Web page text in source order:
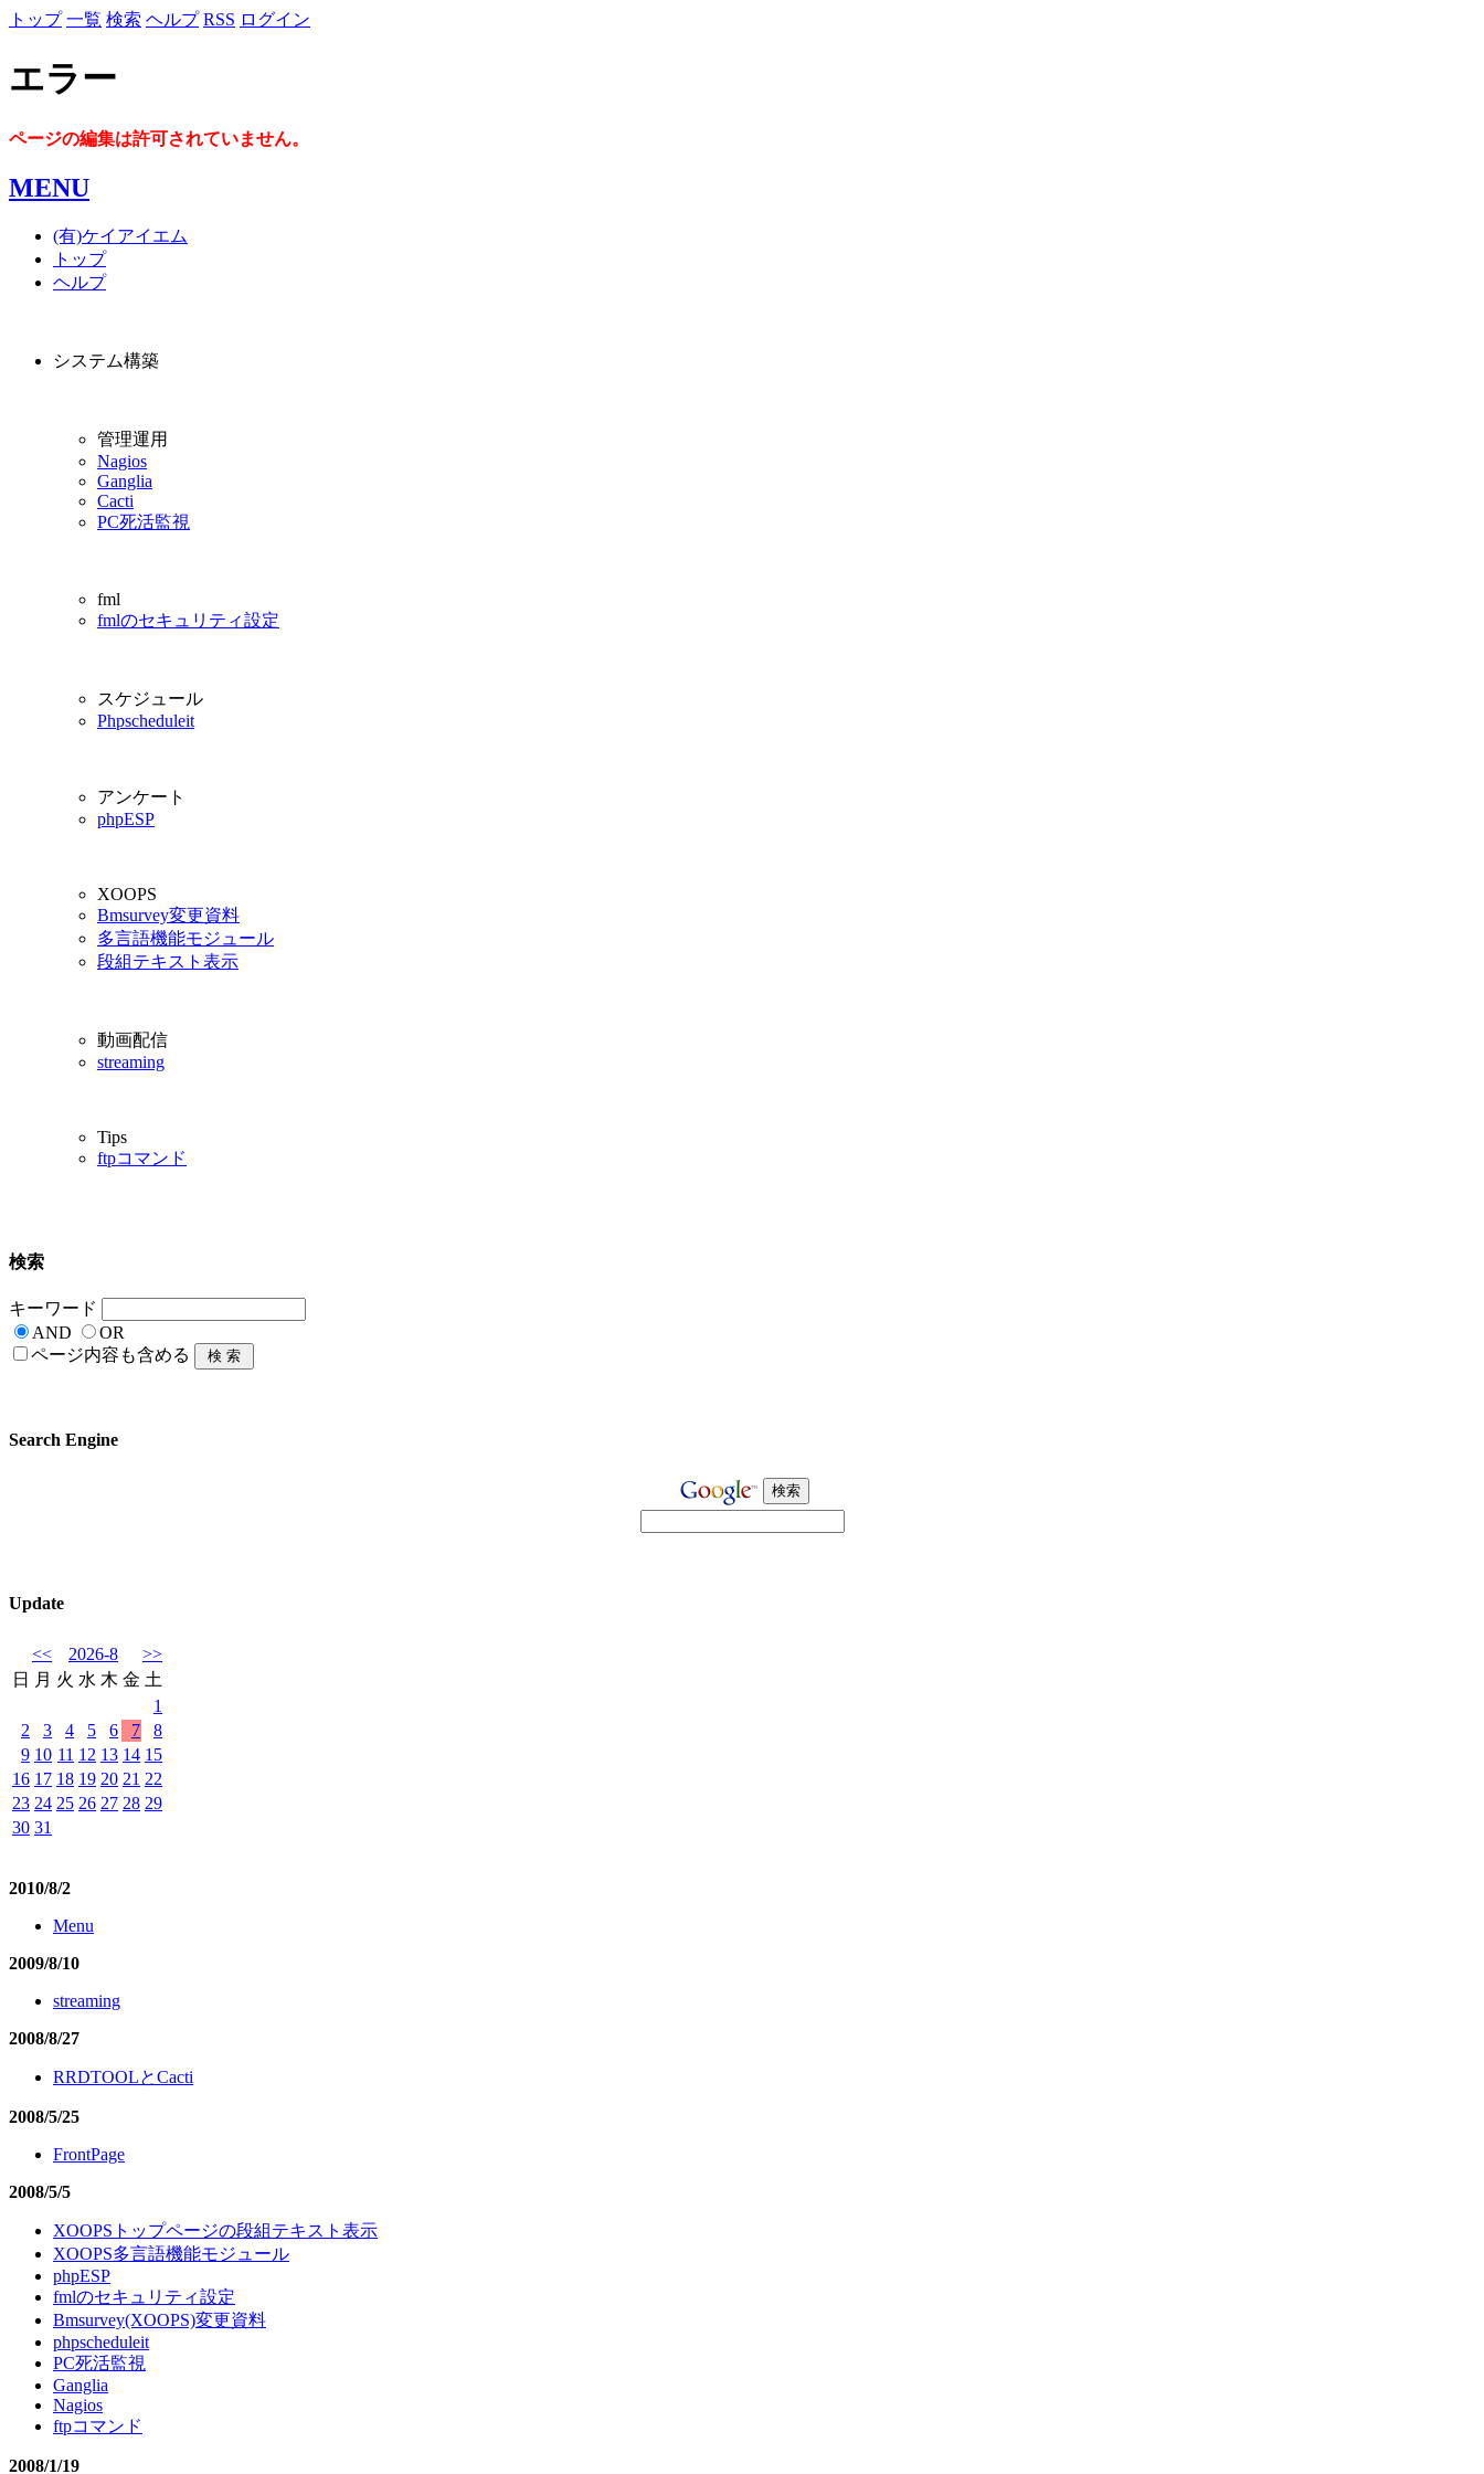
トップ 一覧 検索 ヘルプ RSS ログイン
エラー
ページの編集は許可されていません。
MENU
(有)ケイアイエム
トップ
ヘルプ
システム構築
管理運用
Nagios
Ganglia
Cacti
PC死活監視
fml
fmlのセキュリティ設定
スケジュール
Phpscheduleit
アンケート
phpESP
XOOPS
Bmsurvey変更資料
多言語機能モジュール
段組テキスト表示
動画配信
streaming
Tips
ftpコマンド
検索
キーワード
AND
OR
ページ内容も含める
Search Engine
Update
<< 2026-8
>>
日
月 火 水 木 金 土
1
2
3 4 5 6 7
8
9 10 11 12 13 14 15
16 17 18 19 20 21 22
23 24 25 26 27 28 29
30 31
2010/8/2
Menu
2009/8/10
streaming
2008/8/27
RRDTOOLとCacti
2008/5/25
FrontPage
2008/5/5
XOOPSトップページの段組テキスト表示
XOOPS多言語機能モジュール
phpESP
fmlのセキュリティ設定
Bmsurvey(XOOPS)変更資料
phpscheduleit
PC死活監視
Ganglia
Nagios
ftpコマンド
2008/1/19